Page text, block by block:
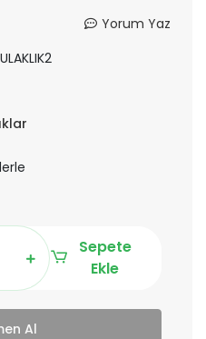
Yorum Yaz
Sepete
Ekle
Al